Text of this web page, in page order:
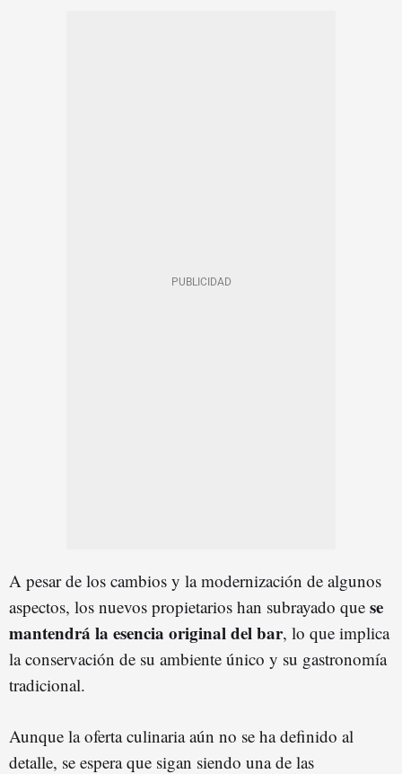
A pesar de los cambios y la modernización de algunos
aspectos, los nuevos propietarios han subrayado que se
mantendrá la esencia original del bar, lo que implica
la conservación de su ambiente único y su gastronomía
tradicional.
Aunque la oferta culinaria aún no se ha definido al
detalle, se espera que sigan siendo una de las